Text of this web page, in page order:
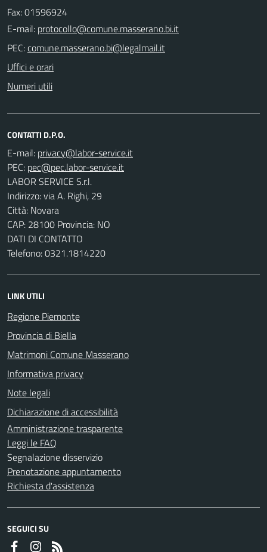
Fax: 01596924
E-mail:
PEC:
Uffici e orari
Numeri utili
CONTATTI D.P.O.
E-mail:
PEC:
LABOR SERVICE S.r.l.
Indirizzo: via A. Righi, 29
Città: Novara
CAP: 28100 Provincia: NO
DATI DI CONTATTO
Telefono: 0321.1814220
LINK UTILI
Regione Piemonte
Provincia di Biella
Matrimoni Comune Masserano
Informativa privacy
Note legali
Dichiarazione di accessibilità
Amministrazione trasparente
Leggi le FAQ
Segnalazione disservizio
Prenotazione appuntamento
Richiesta d'assistenza
SEGUICI SU